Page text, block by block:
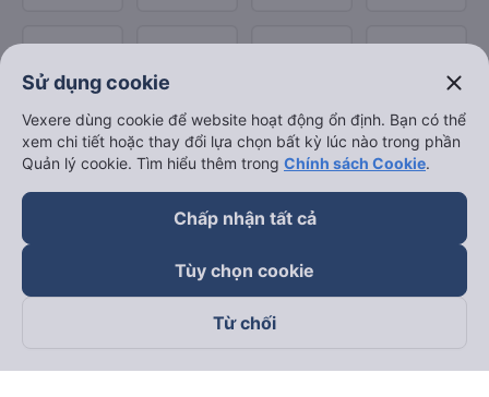
Theo dõi chúng tôi trên
Sử dụng cookie close
Vexere dùng cookie để website hoạt động ổn định. Bạn có thể
xem chi tiết hoặc thay đổi lựa chọn bất kỳ lúc nào trong phần
Quản lý cookie. Tìm hiểu thêm trong Chính sách Cookie.
Chấp nhận tất cả
Tùy chọn cookie
Từ chối